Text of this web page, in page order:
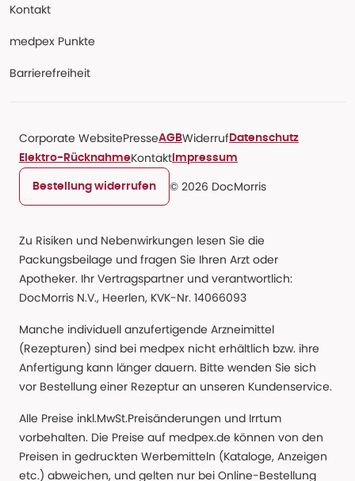
Kontakt
medpex Punkte
Barrierefreiheit
Corporate WebsitePresseAGBWiderruf Datenschutz
Elektro-RücknahmeKontakt Impressum
Bestellung widerrufen © 2026 DocMorris
Zu Risiken und Nebenwirkungen lesen Sie die
Packungsbeilage und fragen Sie Ihren Arzt oder
Apotheker. Ihr Vertragspartner und verantwortlich:
DocMorris N.V., Heerlen, KVK-Nr. 14066093
Manche individuell anzufertigende Arzneimittel
(Rezepturen) sind bei medpex nicht erhältlich bzw. ihre
Anfertigung kann länger dauern. Bitte wenden Sie sich
vor Bestellung einer Rezeptur an unseren Kundenservice.
Alle Preise inkl.MwSt.Preisänderungen und Irrtum
vorbehalten. Die Preise auf medpex.de können von den
Preisen in gedruckten Werbemitteln (Kataloge, Anzeigen
etc.) abweichen, und gelten nur bei Online-Bestellung